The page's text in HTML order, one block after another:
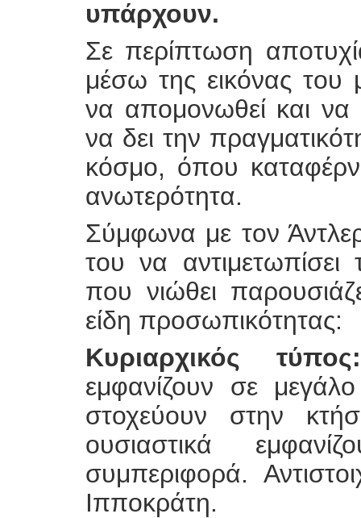
υπάρχουν.
Σε περίπτωση
μέσω της εικόνας του
να απομονωθεί και να
να δει την
κόσμο, όπου
ανωτερότητα.
Σύμφωνα με τον
του να
που νιώθει
είδη προσωπικότητας:
Κυριαρχικός τύπος:
εμφανίζουν σε
στοχεύουν στην
ουσιαστικά
συμπεριφορά.
Ιπποκράτη.